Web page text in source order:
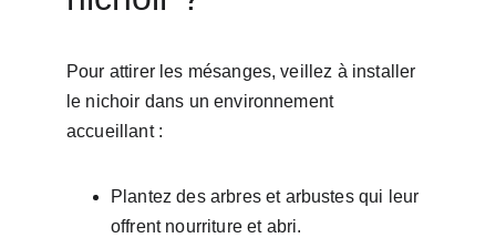
Pour attirer les mésanges, veillez à installer
le nichoir dans un environnement
accueillant :
Plantez des arbres et arbustes qui leur
offrent nourriture et abri.